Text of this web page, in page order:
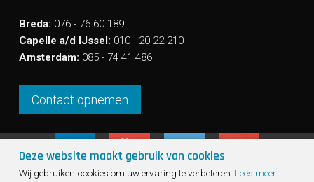
Breda: 076 - 76 60 189
Capelle a/d IJssel: 010 - 20 22 210
Amsterdam: 085 - 74 41 486
Contact opnemen
Deze website maakt gebruik van cookies
Wij gebruiken cookies om uw ervaring te verbeteren. Lees meer.